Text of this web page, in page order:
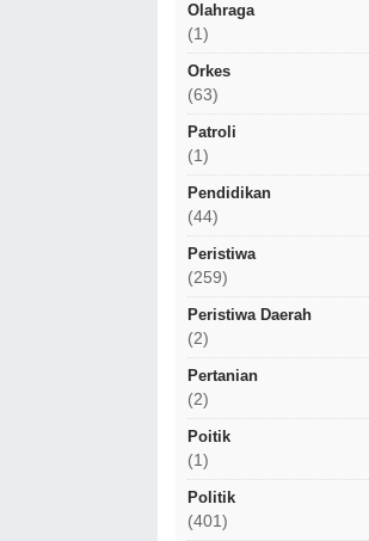
Olahraga
(1)
Orkes
(63)
Patroli
(1)
Pendidikan
(44)
Peristiwa
(259)
Peristiwa Daerah
(2)
Pertanian
(2)
Poitik
(1)
Politik
(401)